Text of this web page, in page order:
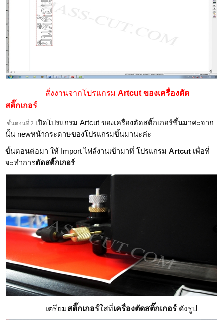
สั่งงานจากโปรแกรมArtcut ของเครื่องตัด
สติ๊กเกอร์
ขั้นตอนที่ 2 เปิดโปรแกรม Artcut ของเครื่องตัดสติ๊กเกอร์ขึ้นมาค่ะจาก
นั้น newหน้ากระดาษของโปรแกรมขึ้นมานะค่ะ
ขั้นตอนต่อมา ให้ Importไฟล์งานเข้ามาที่ โปรแกรมArtcut เพื่อที่
จะทำการตัดสติ๊กเกอร์
เตรียมสติ๊กเกอร์ใสที่เครื่องตัดสติ๊กเกอร์ ดังรูป